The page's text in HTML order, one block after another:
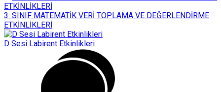
3. SINIF MATEMATİK VERİ TOPLAMA VE DEĞERLENDİRME
ETKİNLİKLERİ
D Sesi Labirent Etkinlikleri